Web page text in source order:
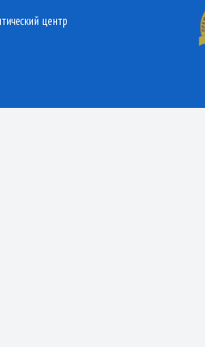
центр